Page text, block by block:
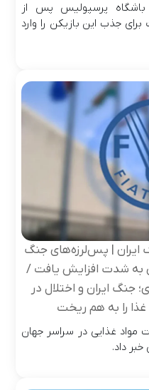
باشگاه پرسپولیس پس از
جذب این بازیکن را وارد
ایران | پس‌لرزه‌های جنگ
به شدت افزایش یافت /
جهش ۱۵ درصدی؛ جنگ ایران و اختلال در
غذا را به هم ریخت
مواد غذایی در سراسر جهان
داد.